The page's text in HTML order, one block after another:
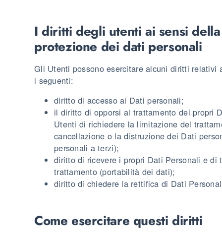
I diritti degli utenti ai sensi
protezione dei dati personali
Gli Utenti possono esercitare alcuni diritti
i seguenti:
diritto di accesso ai Dati personali;
il diritto di opporsi al trattamento dei propri
Utenti di richiedere la limitazione del
cancellazione o la distruzione dei Dati
personali a terzi);
diritto di ricevere i propri Dati Personali e
trattamento (portabilità dei dati);
diritto di chiedere la rettifica di Dati
Come esercitare questi diritti